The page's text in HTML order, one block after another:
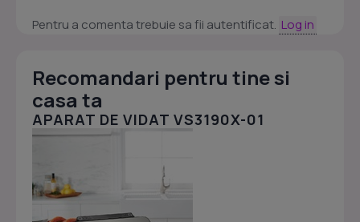
Pentru a comenta trebuie sa fii autentificat. Log in
Recomandari pentru tine si
casa ta
APARAT DE VIDAT VS3190X-01